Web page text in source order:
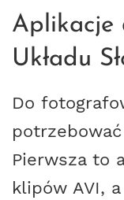
Aplikacje
Układu
Do
Pierwsza to
klipów AVI,